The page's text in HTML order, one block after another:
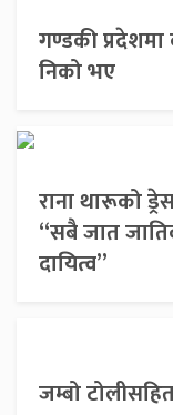
गण्डकी
निको भए
राना थारूको
“सबै जात
दायित्व”
जम्बो